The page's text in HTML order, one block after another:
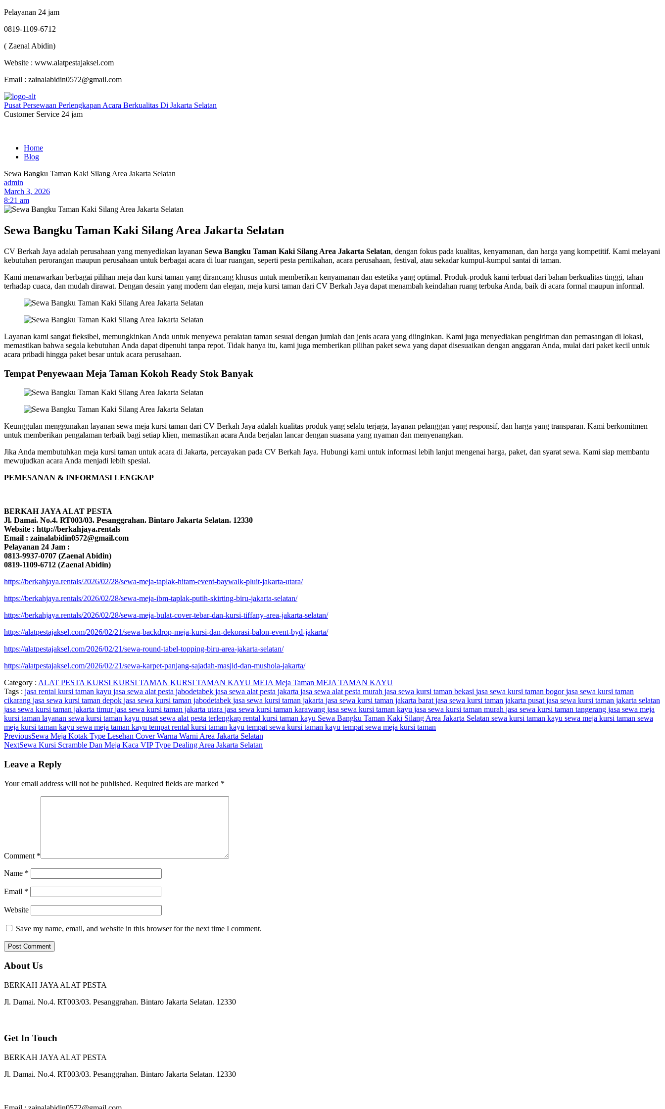
Pelayanan 24 jam
0819-1109-6712
( Zaenal Abidin)
Website : www.alatpestajaksel.com
Email : zainalabidin0572@gmail.com
Pusat Persewaan Perlengkapan Acara Berkualitas Di Jakarta Selatan
Customer Service 24 jam
Home
Blog
Sewa Bangku Taman Kaki Silang Area Jakarta Selatan
admin
March 3, 2026
8:21 am
Sewa Bangku Taman Kaki Silang Area Jakarta Selatan
CV Berkah Jaya adalah perusahaan yang menyediakan layanan Sewa Bangku Taman Kaki Silang Area Jakarta Selatan, dengan fokus pada kualitas, kenyamanan, dan harga yang kompetitif. Kami melayani
kebutuhan perorangan maupun perusahaan untuk berbagai acara di luar ruangan, seperti pesta pernikahan, acara perusahaan, festival, atau sekadar kumpul-kumpul santai di taman.
Kami menawarkan berbagai pilihan meja dan kursi taman yang dirancang khusus untuk memberikan kenyamanan dan estetika yang optimal. Produk-produk kami terbuat dari bahan berkualitas tinggi, tahan
terhadap cuaca, dan mudah dirawat. Dengan desain yang modern dan elegan, meja kursi taman dari CV Berkah Jaya dapat menambah keindahan ruang terbuka Anda, baik di acara formal maupun informal.
Layanan kami sangat fleksibel, memungkinkan Anda untuk menyewa peralatan taman sesuai dengan jumlah dan jenis acara yang diinginkan. Kami juga menyediakan pengiriman dan pemasangan di lokasi,
memastikan bahwa segala kebutuhan Anda dapat dipenuhi tanpa repot. Tidak hanya itu, kami juga memberikan pilihan paket sewa yang dapat disesuaikan dengan anggaran Anda, mulai dari paket kecil untuk
acara pribadi hingga paket besar untuk acara perusahaan.
Tempat Penyewaan Meja Taman Kokoh Ready Stok Banyak
Keunggulan menggunakan layanan sewa meja kursi taman dari CV Berkah Jaya adalah kualitas produk yang selalu terjaga, layanan pelanggan yang responsif, dan harga yang transparan. Kami berkomitmen
untuk memberikan pengalaman terbaik bagi setiap klien, memastikan acara Anda berjalan lancar dengan suasana yang nyaman dan menyenangkan.
Jika Anda membutuhkan meja kursi taman untuk acara di Jakarta, percayakan pada CV Berkah Jaya. Hubungi kami untuk informasi lebih lanjut mengenai harga, paket, dan syarat sewa. Kami siap membantu
mewujudkan acara Anda menjadi lebih spesial.
PEMESANAN & INFORMASI LENGKAP
BERKAH JAYA ALAT PESTA
Jl. Damai. No.4. RT003/03. Pesanggrahan. Bintaro Jakarta Selatan. 12330
Website : http://berkahjaya.rentals
Email : zainalabidin0572@gmail.com
Pelayanan 24 Jam :
0813-9937-0707 (Zaenal Abidin)
0819-1109-6712 (Zaenal Abidin)
https://berkahjaya.rentals/2026/02/28/sewa-meja-taplak-hitam-event-baywalk-pluit-jakarta-utara/
https://berkahjaya.rentals/2026/02/28/sewa-meja-ibm-taplak-putih-skirting-biru-jakarta-selatan/
https://berkahjaya.rentals/2026/02/28/sewa-meja-bulat-cover-tebar-dan-kursi-tiffany-area-jakarta-selatan/
https://alatpestajaksel.com/2026/02/21/sewa-backdrop-meja-kursi-dan-dekorasi-balon-event-byd-jakarta/
https://alatpestajaksel.com/2026/02/21/sewa-round-tabel-topping-biru-area-jakarta-selatan/
https://alatpestajaksel.com/2026/02/21/sewa-karpet-panjang-sajadah-masjid-dan-mushola-jakarta/
Category : ALAT PESTA KURSI KURSI TAMAN KURSI TAMAN KAYU MEJA Meja Taman MEJA TAMAN KAYU
Tags : jasa rental kursi taman kayu jasa sewa alat pesta jabodetabek jasa sewa alat pesta jakarta jasa sewa alat pesta murah jasa sewa kursi taman bekasi jasa sewa kursi taman bogorjasa sewa kursi taman
cikarang jasa sewa kursi taman depok jasa sewa kursi taman jabodetabek jasa sewa kursi taman jakarta jasa sewa kursi taman jakarta barat jasa sewa kursi taman jakarta pusat jasa sewa kursi taman jakarta selatan
jasa sewa kursi taman jakarta timurjasa sewa kursi taman jakarta utara jasa sewa kursi taman karawang jasa sewa kursi taman kayu jasa sewa kursi taman murah jasa sewa kursi taman tangerang jasa sewa meja
kursi taman layanan sewa kursi taman kayu pusat sewa alat pesta terlengkap rental kursi taman kayu Sewa Bangku Taman Kaki Silang Area Jakarta Selatan sewa kursi taman kayu sewa meja kursi taman sewa
meja kursi taman kayu sewa meja taman kayu tempat rental kursi taman kayu tempat sewa kursi taman kayu tempat sewa meja kursi taman
PreviousSewa Meja Kotak Type Lesehan Cover Warna Warni Area Jakarta Selatan
NextSewa Kursi Scramble Dan Meja Kaca VIP Type Dealing Area Jakarta Selatan
Leave a Reply
Your email address will not be published. Required fields are marked *
Comment *
Name *
Email *
Website
Save my name, email, and website in this browser for the next time I comment.
About Us
BERKAH JAYA ALAT PESTA
Jl. Damai. No.4. RT003/03. Pesanggrahan. Bintaro Jakarta Selatan. 12330
Get In Touch
BERKAH JAYA ALAT PESTA
Jl. Damai. No.4. RT003/03. Pesanggrahan. Bintaro Jakarta Selatan. 12330